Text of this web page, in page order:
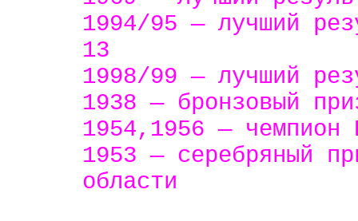
1994/95 — лучший
13
1998/99 — лучший
1938 — бронзовый
1954,1956 — чемпион
1953 — серебряный
области